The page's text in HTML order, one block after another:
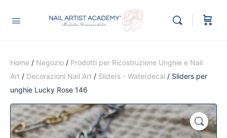
Home / Negozio / Prodotti per Ricostruzione Unghie e Nail
Art / Decorazioni Nail Art / Sliders - Waterdecal / Sliders per
unghie Lucky Rose 146
🔍